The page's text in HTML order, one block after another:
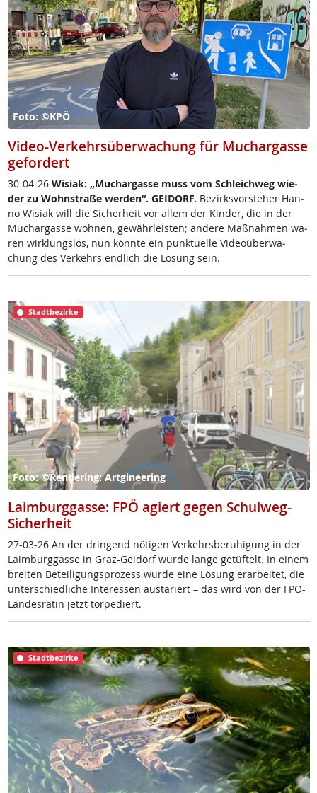
Foto: ©KPÖ
Video-Verkehrsüberwachung für Muchargasse
gefordert
30-04-26 Wi­siak: „Much­ar­gas­se muss vom Sch­leich­weg wie­
der zu Wohn­stra­ße wer­den“. GEI­DORF. Be­zirks­vor­ste­her Han­
no Wi­siak will die Si­cher­heit vor al­lem der Kin­der, die in der
Much­ar­gas­se woh­nen, ge­währ­leis­ten; an­de­re Maß­nah­men wa­
ren wir­k­lungs­los, nun könn­te ein punk­tu­el­le Vi­deo­über­wa­
chung des Ver­kehrs end­lich die Lö­sung sein.
Stadtbezirke
Foto: ©Rendering: Artgineering
Laimburggasse: FPÖ agiert gegen Schulweg-
Sicherheit
27-03-26 An der drin­gend nö­t­i­gen Ver­kehrs­be­ru­hi­gung in der
Laim­burg­gas­se in Graz-Gei­dorf wur­de lan­ge ge­tüf­telt. In ei­nem
brei­ten Be­tei­li­gung­s­pro­zess wur­de ei­ne Lö­sung er­ar­bei­tet, die
un­ter­schied­li­che In­ter­es­sen au­s­ta­riert – das wird von der FPÖ-
Lan­des­rä­tin jetzt tor­pe­diert.
Stadtbezirke